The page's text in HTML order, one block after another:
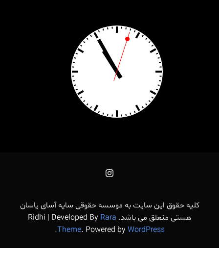
کلیه حقوق این سایت به موسسه حقوقی سایه آسای یاسان
هستی متعلق می باشد.
Ridhi | Developed By Rara
Theme. Powered byWordPress
.